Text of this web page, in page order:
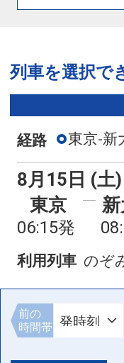
列車を選択で
経路 東京-新
8月15日 (土)
東京
06:15発
利用列車 のぞ
前の
時間帯